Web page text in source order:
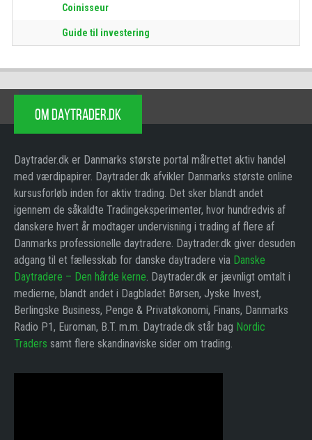
Coinisseur
Guide til investering
OM DAYTRADER.DK
Daytrader.dk er Danmarks største portal målrettet aktiv handel
med værdipapirer. Daytrader.dk afvikler Danmarks største online
kursusforløb inden for aktiv trading. Det sker blandt andet
igennem de såkaldte Tradingeksperimenter, hvor hundredvis af
danskere hvert år modtager undervisning i trading af flere af
Danmarks professionelle daytradere. Daytrader.dk giver desuden
adgang til et fællesskab for danske daytradere via Danske
Daytradere – Den hårde kerne. Daytrader.dk er jævnligt omtalt i
medierne, blandt andet i Dagbladet Børsen, Jyske Invest,
Berlingske Business, Penge & Privatøkonomi, Finans, Danmarks
Radio P1, Euroman, B.T. m.m. Daytrade.dk står bag Nordic
Traders samt flere skandinaviske sider om trading.